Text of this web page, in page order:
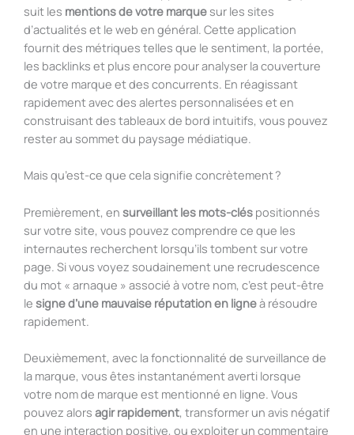
suit les mentions de votre marquesur les sites
d’actualités et le web en général. Cette application
fournit des métriques telles que le sentiment, la portée,
les backlinks et plus encore pour analyser la couverture
de votre marque et des concurrents. En réagissant
rapidement avec des alertes personnalisées et en
construisant des tableaux de bord intuitifs, vous pouvez
rester au sommet du paysage médiatique.
Mais qu’est-ce que cela signifie concrètement ?
Premièrement, en surveillant les mots-clés positionnés
sur votre site, vous pouvez comprendre ce que les
internautes recherchent lorsqu’ils tombent sur votre
page. Si vous voyez soudainement une recrudescence
du mot « arnaque » associé à votre nom, c’est peut-être
le signe d’une mauvaise réputation en ligneà résoudre
rapidement.
Deuxièmement, avec la fonctionnalité de surveillance de
la marque, vous êtes instantanément averti lorsque
votre nom de marque est mentionné en ligne. Vous
pouvez alors agir rapidement, transformer un avis négatif
en une interaction positive, ou exploiter un commentaire